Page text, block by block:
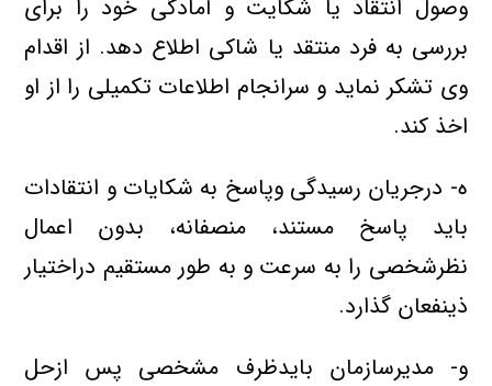
وصول انتقاد یا شکایت و آمادگی خود را برای
بررسي به فرد منتقد یا شاكي اطلاع دهد. از اقدام
وی تشكر نماید و سرانجام اطلاعات تكميلي را از او
اخذ کند.
ه- درجریان رسيدگي وپاسخ به شكايات و انتقادات
باید پاسخ مستند، منصفانه، بدون اعمال
نظرشخصي را به سرعت و به طور مستقيم دراختیار
ذینفعان گذارد.
و- مدیرسازمان بایدظرف مشخصی پس ازحل